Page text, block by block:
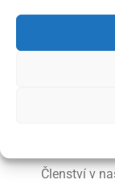
Klub
Členství v